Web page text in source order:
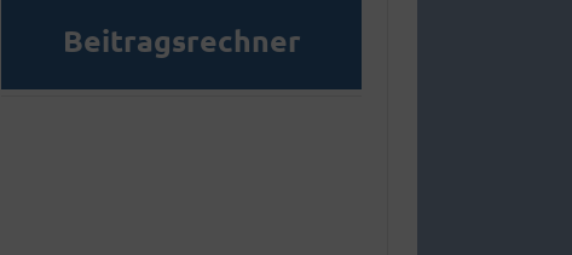
Beitragsrechner